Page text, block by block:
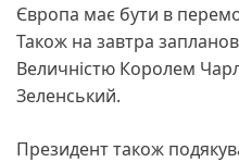
Європа має бути в
Також на завтра
Величністю Королем
Зеленський.
Президент також